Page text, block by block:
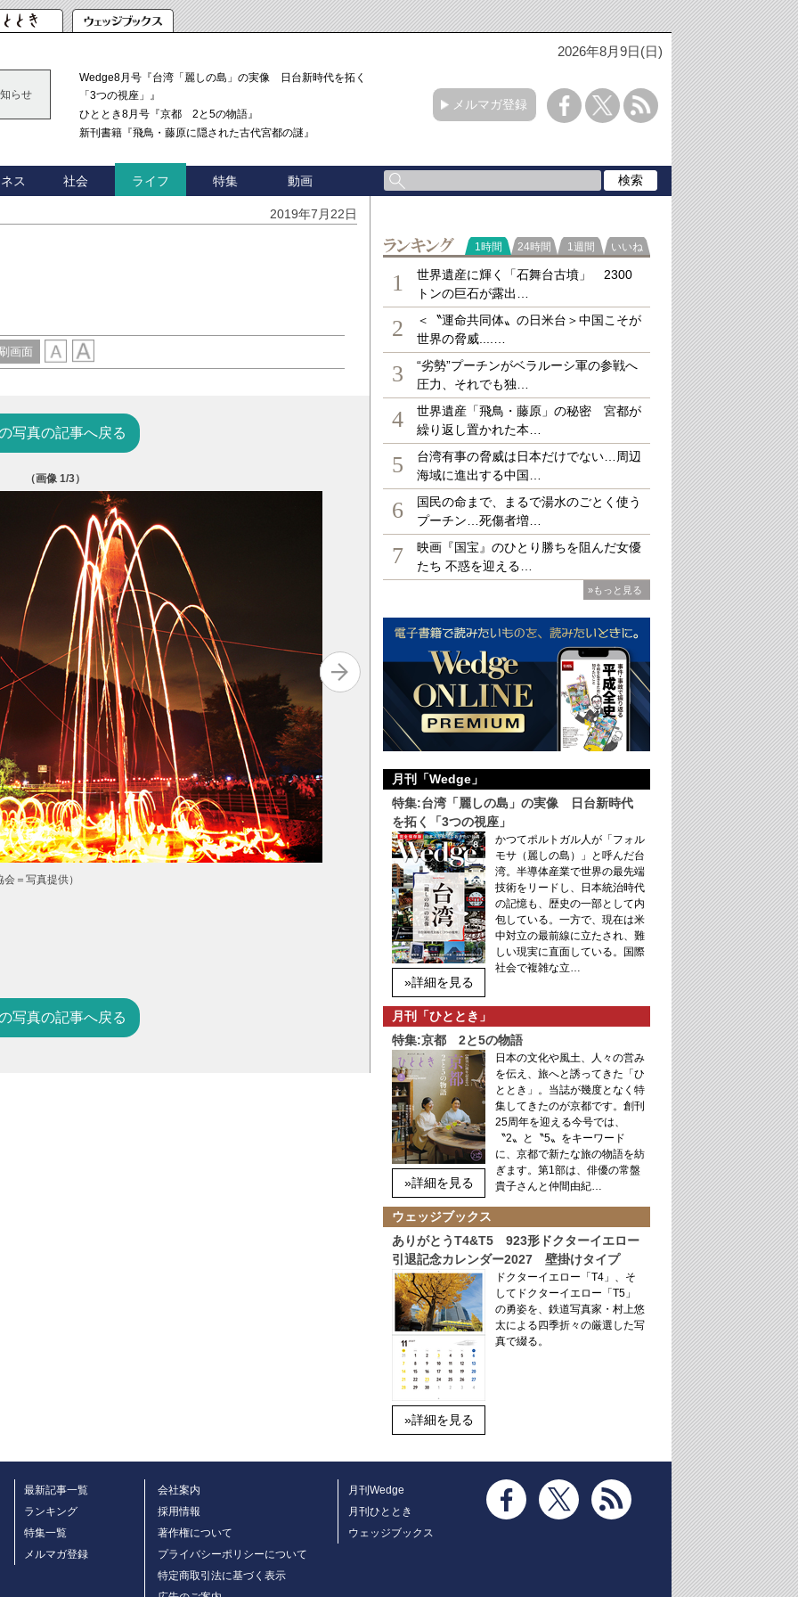
2026年8月9日(日)
らせ
Wedge8月号『台湾「麗しの島」の実像 日台新時代を拓く
「3つの視座」』
ひととき8月号『京都 2と5の物語』
新刊書籍『飛鳥・藤原に隠された古代宮都の謎』
メルマガ登録
ス 社会 ライフ 特集 動画
2019年7月22日
画面
写真の記事へ戻る
（画像1/3）
＝写真提供）
写真の記事へ戻る
ラ
1時間 24時間 1週間 いいね
1
世界遺産に輝く「石舞台古墳」 2300
トンの巨石が露出…
2
＜〝運命共同体〟の日米台＞中国こそが
世界の脅威....…
3
“劣勢”プーチンがベラルーシ軍の参戦へ
圧力、それでも独…
4
世界遺産「飛鳥・藤原」の秘密 宮都が
繰り返し置かれた本…
5
台湾有事の脅威は日本だけでない…周辺
海域に進出する中国…
6
国民の命まで、まるで湯水のごとく使う
プーチン…死傷者増…
7
映画『国宝』のひとり勝ちを阻んだ女優
たち 不惑を迎える…
»もっと見る
月刊「Wedge」
特集:台湾「麗しの島」の実像 日台新時代
を拓く「3つの視座」
»詳細を見る
かつてポルトガル人が「フォル
モサ（麗しの島）」と呼んだ台
湾。半導体産業で世界の最先端
技術をリードし、日本統治時代
の記憶も、歴史の一部として内
包している。一方で、現在は米
中対立の最前線に立たされ、難
しい現実に直面している。国際
社会で複雑な立…
月刊「ひととき」
特集:京都 2と5の物語
»詳細を見る
日本の文化や風土、人々の営み
を伝え、旅へと誘ってきた「ひ
ととき」。当誌が幾度となく特
集してきたのが京都です。創刊
25周年を迎える今号では、
〝2〟と〝5〟をキーワード
に、京都で新たな旅の物語を紡
ぎます。第1部は、俳優の常盤
貴子さんと仲間由紀…
ウェッジブックス
ありがとうT4&T5 923形ドクターイエロー
引退記念カレンダー2027 壁掛けタイプ
»詳細を見る
ドクターイエロー「T4」、そ
してドクターイエロー「T5」
の勇姿を、鉄道写真家・村上悠
太による四季折々の厳選した写
真で綴る。
最新記事一覧
ランキング
特集一覧
メルマガ登録
会社案内
採用情報
著作権について
プライバシーポリシーについて
特定商取引法に基づく表示
月刊Wedge
月刊ひととき
ウェッジブックス